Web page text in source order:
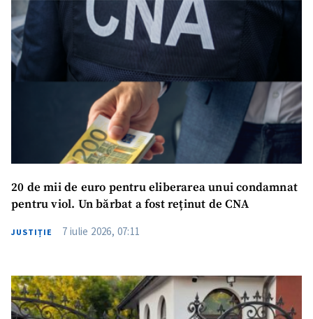
20 de mii de euro pentru eliberarea unui condamnat
pentru viol. Un bărbat a fost reținut de CNA
JUSTIȚIE 7 iulie 2026, 07:11